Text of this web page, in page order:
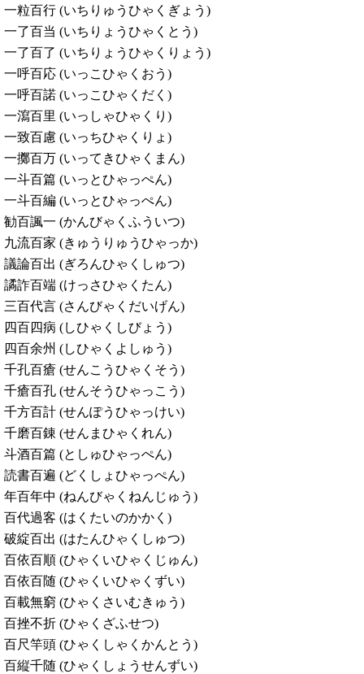
一粒百行 (いちりゅうひゃくぎょう)
一了百当 (いちりょうひゃくとう)
一了百了 (いちりょうひゃくりょう)
一呼百応 (いっこひゃくおう)
一呼百諾 (いっこひゃくだく)
一瀉百里 (いっしゃひゃくり)
一致百慮 (いっちひゃくりょ)
一擲百万 (いってきひゃくまん)
一斗百篇 (いっとひゃっぺん)
一斗百編 (いっとひゃっぺん)
勧百諷一 (かんびゃくふういつ)
九流百家 (きゅうりゅうひゃっか)
議論百出 (ぎろんひゃくしゅつ)
譎詐百端 (けっさひゃくたん)
三百代言 (さんびゃくだいげん)
四百四病 (しひゃくしびょう)
四百余州 (しひゃくよしゅう)
千孔百瘡 (せんこうひゃくそう)
千瘡百孔 (せんそうひゃっこう)
千方百計 (せんぽうひゃっけい)
千磨百錬 (せんまひゃくれん)
斗酒百篇 (としゅひゃっぺん)
読書百遍 (どくしょひゃっぺん)
年百年中 (ねんびゃくねんじゅう)
百代過客 (はくたいのかかく)
破綻百出 (はたんひゃくしゅつ)
百依百順 (ひゃくいひゃくじゅん)
百依百随 (ひゃくいひゃくずい)
百載無窮 (ひゃくさいむきゅう)
百挫不折 (ひゃくざふせつ)
百尺竿頭 (ひゃくしゃくかんとう)
百縦千随 (ひゃくしょうせんずい)